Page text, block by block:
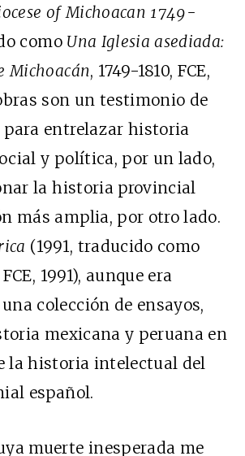
of Michoacan 1749-
como Una Iglesia asediada:
Michoacán, 1749-1810, FCE,
son un testimonio de
para entrelazar historia
y política, por un lado,
la historia provincial
más amplia, por otro lado.
(1991, traducido como
FCE, 1991), aunque era
colección de ensayos,
mexicana y peruana en
la historia intelectual del
español.
muerte inesperada me